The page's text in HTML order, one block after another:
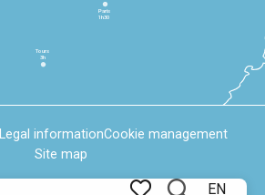
EN
Tours
3h
Paris
1h30
Legal informationCookie management
Site map